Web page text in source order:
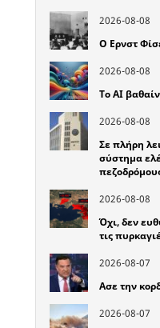
2026-08-08
Ο Ερνστ
2026-08-08
Το ΑΙ
2026-08-08
Σε πλήρη
σύστημα
2026-08-08
Όχι, δεν
τις
2026-08-07
Ασε την
2026-08-07